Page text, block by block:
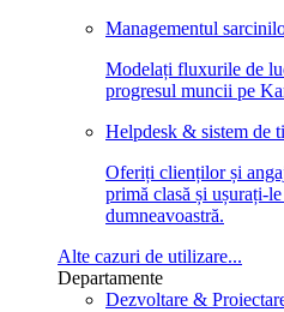
Managementul
Modelați fluxurile de
progresul muncii pe
Helpdesk & sistem de
Oferiți clienților și
primă clasă și ușurați-
dumneavoastră.
Alte cazuri de utilizare...
Departamente
Dezvoltare &